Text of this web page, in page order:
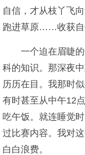
自信，才从枝丫飞
跑进草原……收获自
一个迫在眉睫
科的知识。那深夜
历历在目。我那时
有时甚至从中午12
吃午饭。就连睡觉
过比赛内容。我对
白白浪费。